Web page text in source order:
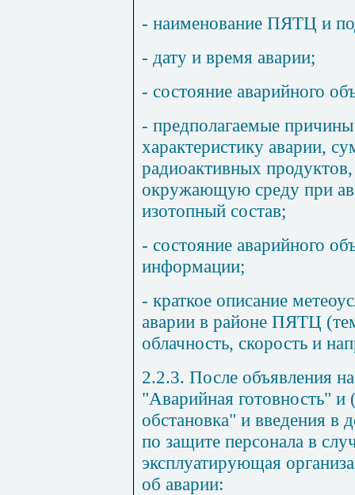
- наименование ПЯТЦ и
- дату и время аварии;
- состояние аварийного
- предполагаемые
характеристику аварии,
радиоактивных
окружающую среду при
изотопный состав;
- состояние аварийного
информации;
- краткое описание
аварии в районе ПЯТЦ
облачность, скорость и
2.2.3. После объявления
"Аварийная готовность"
обстановка" и введения в
по защите персонала в
эксплуатирующая
об аварии: